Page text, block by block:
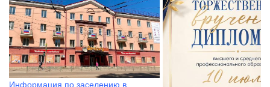
Информация по заселению в